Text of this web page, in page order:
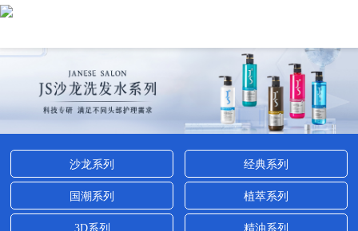
沙龙系列 经典系列
国潮系列 植萃系列
3D系列 精油系列